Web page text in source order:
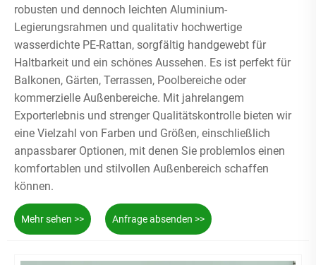
robusten und dennoch leichten Aluminium-
Legierungsrahmen und qualitativ hochwertige
wasserdichte PE-Rattan, sorgfältig handgewebt für
Haltbarkeit und ein schönes Aussehen. Es ist perfekt für
Balkonen, Gärten, Terrassen, Poolbereiche oder
kommerzielle Außenbereiche. Mit jahrelangem
Exporterlebnis und strenger Qualitätskontrolle bieten wir
eine Vielzahl von Farben und Größen, einschließlich
anpassbarer Optionen, mit denen Sie problemlos einen
komfortablen und stilvollen Außenbereich schaffen
können.
Mehr sehen >> Anfrage absenden >>